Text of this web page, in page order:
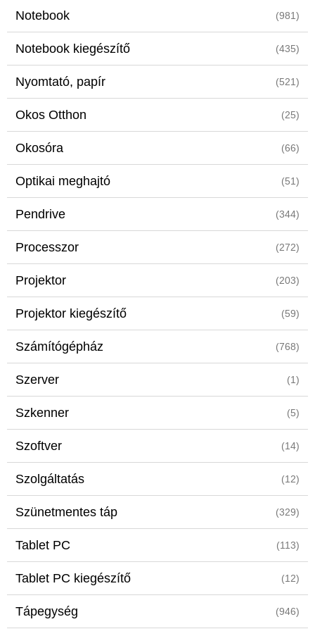
Notebook (981)
Notebook kiegészítő (435)
Nyomtató, papír (521)
Okos Otthon (25)
Okosóra (66)
Optikai meghajtó (51)
Pendrive (344)
Processzor (272)
Projektor (203)
Projektor kiegészítő (59)
Számítógépház (768)
Szerver (1)
Szkenner (5)
Szoftver (14)
Szolgáltatás (12)
Szünetmentes táp (329)
Tablet PC (113)
Tablet PC kiegészítő (12)
Tápegység (946)